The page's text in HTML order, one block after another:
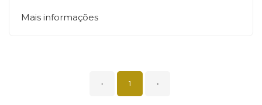
Mais informações
‹ 1 ›